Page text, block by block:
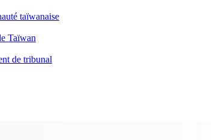
taïwanaise
Taïwan
de tribunal